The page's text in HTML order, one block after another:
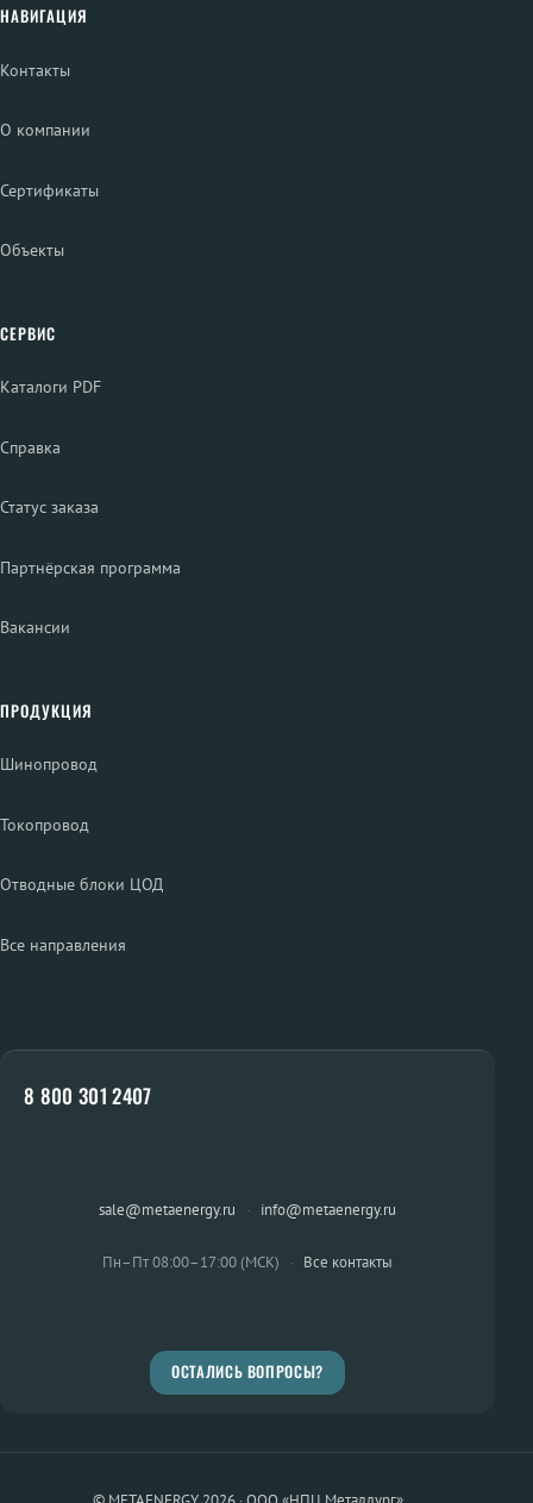
НАВИГАЦИЯ
Контакты
О компании
Сертификаты
Объекты
СЕРВИС
Каталоги PDF
Справка
Статус заказа
Партнёрская программа
Вакансии
ПРОДУКЦИЯ
Шинопровод
Токопровод
Отводные блоки ЦОД
Все направления
8 800 301 2407
sale@metaenergy.ru · info@metaenergy.ru
Пн–Пт 08:00–17:00 (МСК) · Все контакты
ОСТАЛИСЬ ВОПРОСЫ?